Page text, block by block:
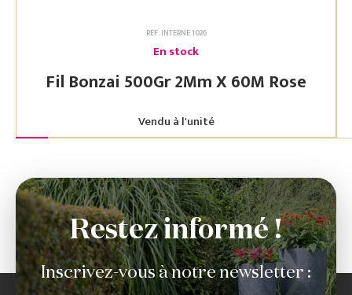
RÉF. INTERNE 1026
En stock
Fil Bonzai 500Gr 2Mm X 60M Rose
Vendu à l'unité
Restez informé !
Inscrivez-vous à notre newsletter :